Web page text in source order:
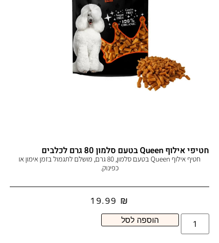
חטיפי אילוף Queen בטעם סלמון 80 גרם לכלבים
חטיף אילוף Queen בטעם סלמון, 80 גרם, מושלם לתגמול בזמן אימון או
כפינוק.
19.99 ₪
הוספה לסל